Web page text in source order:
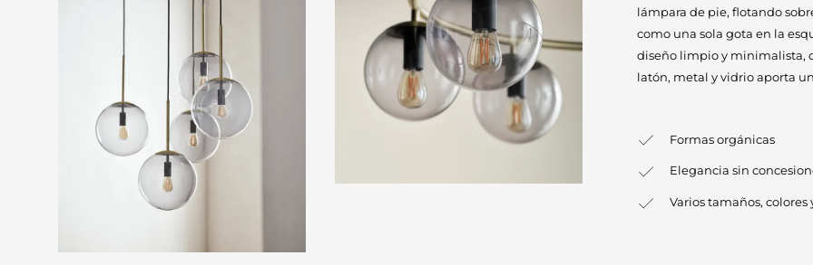
lámpara de pie, flotando
como una sola gota en la
diseño limpio y minimalista,
latón, metal y vidrio aporta
Formas orgánicas
Elegancia sin
Varios tamaños, colores